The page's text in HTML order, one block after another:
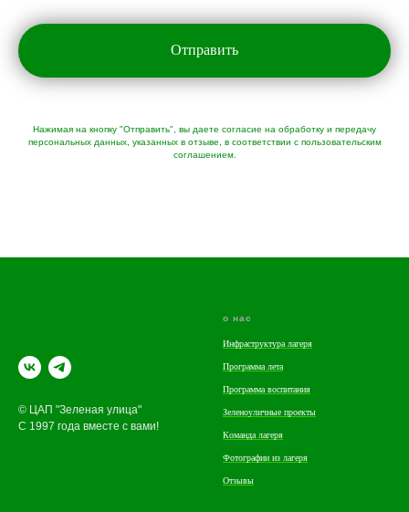
Отправить
Нажимая на кнопку "Отправить", вы даете согласие на обработку и передачу
персональных данных, указанных в отзыве, в соответствии с пользовательским
соглашением.
© ЦАП "Зеленая улица"
С 1997 года вместе с вами!
о нас
Инфраструктура лагеря
Программа лета
Программа воспитания
Зеленоуличные проекты
Команда лагеря
Фотографии из лагеря
Отзывы